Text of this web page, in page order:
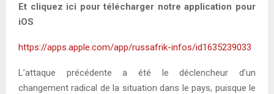
Et cliquez ici pour télécharger notre application pour
iOS
https://apps.apple.com/app/russafrik-infos/id1635239033
L’attaque précédente a été le déclencheur d’un
changement radical de la situation dans le pays, puisque le